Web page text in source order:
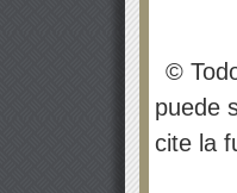
©
puede
cite la